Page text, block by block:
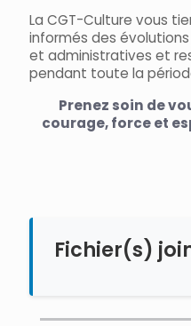
La CGT-Culture vous
informés des
et administratives et
pendant toute la
Prenez soin de
courage, force et
Fichier(s)